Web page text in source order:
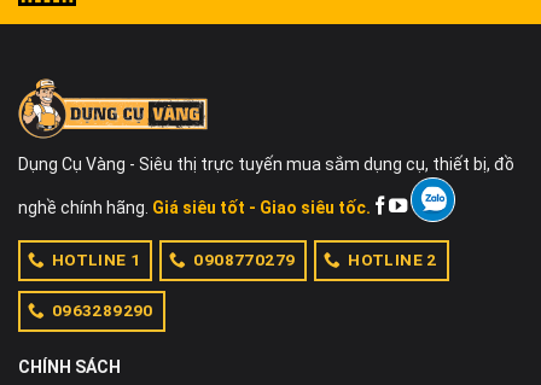
Dụng Cụ Vàng - Siêu thị trực tuyến mua sắm dụng cụ, thiết bị, đồ
nghề chính hãng. Giá siêu tốt - Giao siêu tốc.
HOTLINE 1 0908770279 HOTLINE 2
0963289290
CHÍNH SÁCH